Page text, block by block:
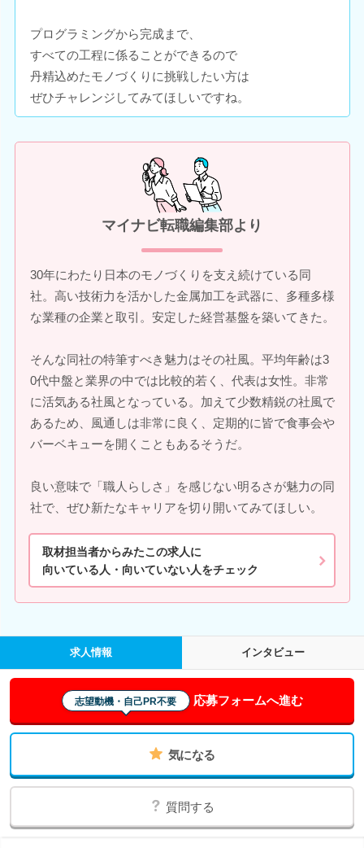
プログラミングから完成まで、
すべての工程に係ることができるので
丹精込めたモノづくりに挑戦したい方は
ぜひチャレンジしてみてほしいですね。
マイナビ転職編集部より
30年にわたり日本のモノづくりを支え続けている同
社。高い技術力を活かした金属加工を武器に、多種多様
な業種の企業と取引。安定した経営基盤を築いてきた。
そんな同社の特筆すべき魅力はその社風。平均年齢は3
0代中盤と業界の中では比較的若く、代表は女性。非常
に活気ある社風となっている。加えて少数精鋭の社風で
あるため、風通しは非常に良く、定期的に皆で食事会や
バーベキューを開くこともあるそうだ。
良い意味で「職人らしさ」を感じない明るさが魅力の同
社で、ぜひ新たなキャリアを切り開いてみてほしい。
取材担当者からみたこの求人に
向いている人・向いていない人をチェック
求人情報 インタビュー
志望動機・自己PR不要 応募フォームへ進む
気になる
質問する